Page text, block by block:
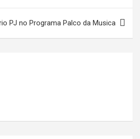
PJ no Programa Palco da Musica